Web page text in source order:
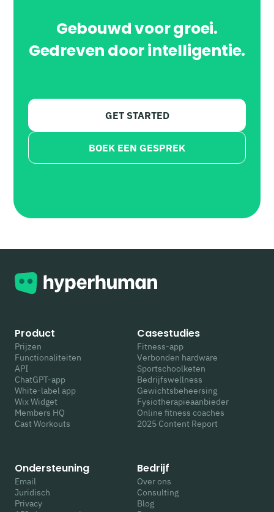
Gebouwd voor groei.
Gedreven door intelligentie.
GET STARTED
BOEK EEN GESPREK
Product
Prijzen
Functionaliteiten
API
ChatGPT-app
White-label app
Wix Widget
Members HQ
Cast Workouts
Casestudies
Fitness-app
Verbonden hardware
Sportschoolketen
Bedrijfswellness
Gewichtsbeheersing
Fysiotherapieaanbieder
Online fitness coaches
2025 Content Report
Ondersteuning
Email
Juridisch
Privacy
Bedrijf
Over ons
Consulting
Blog